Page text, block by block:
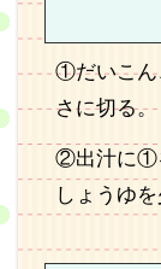
①だいこん
さに切る。
②出汁に①
しょうゆを